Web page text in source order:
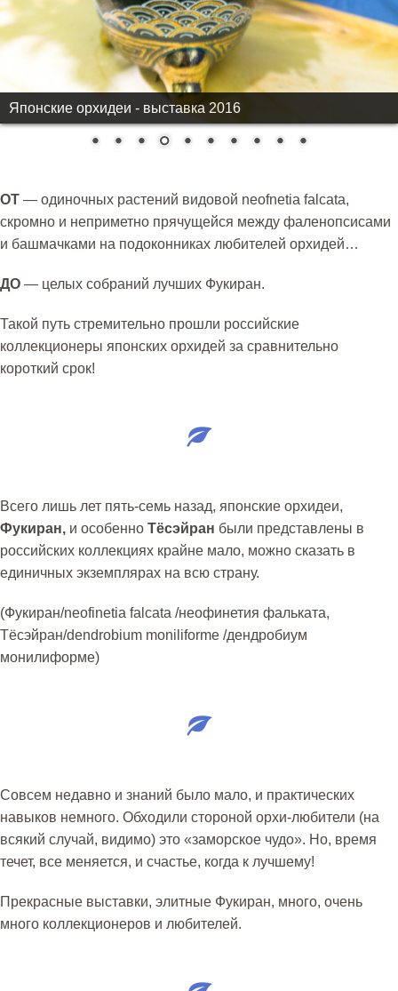
Японские орхидеи - выставка 2016
ОТ — одиночных растений видовой neofnetia falcata,
скромно и неприметно прячущейся между фаленопсисами
и башмачками на подоконниках любителей орхидей…
ДО — целых собраний лучших Фукиран.
Такой путь стремительно прошли российские
коллекционеры японских орхидей за сравнительно
короткий срок!
Всего лишь лет пять-семь назад, японские орхидеи,
Фукиран, и особенно Тёсэйран были представлены в
российских коллекциях крайне мало, можно сказать в
единичных экземплярах на всю страну.
(Фукиран/neofinetia falcata /неофинетия фальката,
Тёсэйран/dendrobium moniliforme /дендробиум
монилиформе)
Совсем недавно и знаний было мало, и практических
навыков немного. Обходили стороной орхи-любители (на
всякий случай, видимо) это «заморское чудо». Но, время
течет, все меняется, и счастье, когда к лучшему!
Прекрасные выставки, элитные Фукиран, много, очень
много коллекционеров и любителей.